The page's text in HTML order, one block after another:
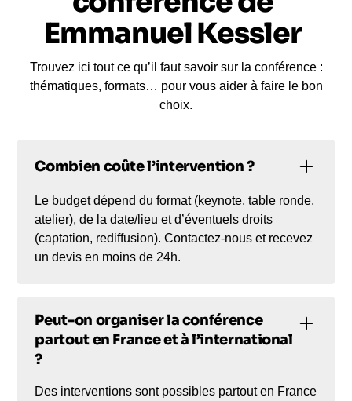
Emmanuel Kessler
Trouvez ici tout ce qu’il faut savoir sur la conférence :
thématiques, formats… pour vous aider à faire le bon
choix.
Combien coûte l’intervention ?
Le budget dépend du format (keynote, table ronde,
atelier), de la date/lieu et d’éventuels droits
(captation, rediffusion). Contactez-nous et recevez
un devis en moins de 24h.
Peut-on organiser la conférence
partout en France et à l’international
?
Des interventions sont possibles partout en France